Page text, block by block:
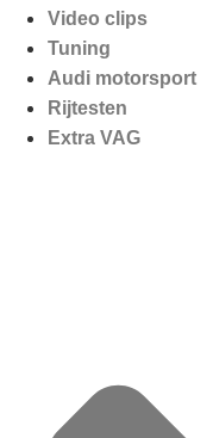
Video clips
Tuning
Audi motorsport
Rijtesten
Extra VAG